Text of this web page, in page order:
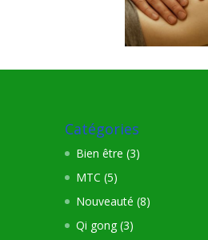
Catégories
Bien être (3)
MTC (5)
Nouveauté (8)
Qi gong(3)